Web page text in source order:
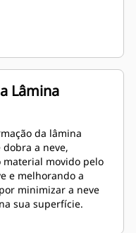
Lâmina
da lâmina
a neve,
material movido pelo
e melhorando a
minimizar a neve
sua superfície.